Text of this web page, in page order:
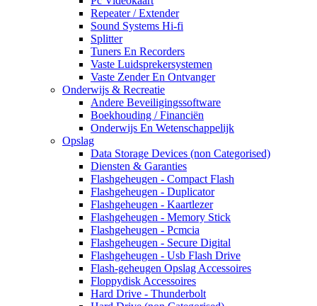
Repeater / Extender
Sound Systems Hi-fi
Splitter
Tuners En Recorders
Vaste Luidsprekersystemen
Vaste Zender En Ontvanger
Onderwijs & Recreatie
Andere Beveiligingssoftware
Boekhouding / Financiën
Onderwijs En Wetenschappelijk
Opslag
Data Storage Devices (non Categorised)
Diensten & Garanties
Flashgeheugen - Compact Flash
Flashgeheugen - Duplicator
Flashgeheugen - Kaartlezer
Flashgeheugen - Memory Stick
Flashgeheugen - Pcmcia
Flashgeheugen - Secure Digital
Flashgeheugen - Usb Flash Drive
Flash-geheugen Opslag Accessoires
Floppydisk Accessoires
Hard Drive - Thunderbolt